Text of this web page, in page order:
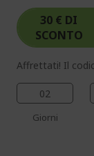
30 € DI
SCONTO
Affrettati! Il
02
Giorni